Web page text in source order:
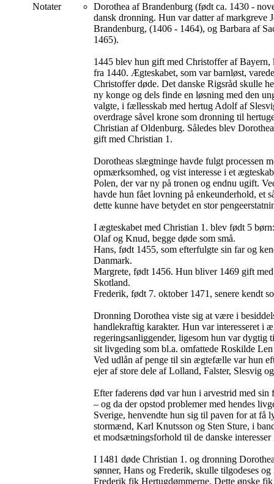
Notater
Dorothea af Brandenburg (født ca. 1430 -
dansk dronning. Hun var datter af markgreve
Brandenburg, (1406 - 1464), og Barbara af
1465).
1445 blev hun gift med Christoffer af Bayern,
fra 1440. Ægteskabet, som var barnløst,
Christoffer døde. Det danske Rigsråd skulle
ny konge og dels finde en løsning med den
valgte, i fællesskab med hertug Adolf af
overdrage såvel krone som dronning til
Christian af Oldenburg. Således blev
gift med Christian 1.
Dorotheas slægtninge havde fulgt processen
opmærksomhed, og vist interesse i et
Polen, der var ny på tronen og endnu ugift.
havde hun fået lovning på enkeunderhold, et
dette kunne have betydet en stor
I ægteskabet med Christian 1. blev født 5 børn:
Olaf og Knud, begge døde som små.
Hans, født 1455, som efterfulgte sin far og
Danmark.
Margrete, født 1456. Hun bliver 1469 gift
Skotland.
Frederik, født 7. oktober 1471, senere kendt
Dronning Dorothea viste sig at være i
handlekraftig karakter. Hun var interesseret i
regeringsanliggender, ligesom hun var dygtig
sit livgeding som bl.a. omfattede Roskilde
Ved udlån af penge til sin ægtefælle var hun
ejer af store dele af Lolland, Falster, Slesvig
Efter faderens død var hun i arvestrid med sin
– og da der opstod problemer med hendes
Sverige, henvendte hun sig til paven for at få
stormænd, Karl Knutsson og Sten Sture, i
et modsætningsforhold til de danske
I 1481 døde Christian 1. og dronning
sønner, Hans og Frederik, skulle tilgodeses og
Frederik fik Hertugdømmerne. Dette ønske fik